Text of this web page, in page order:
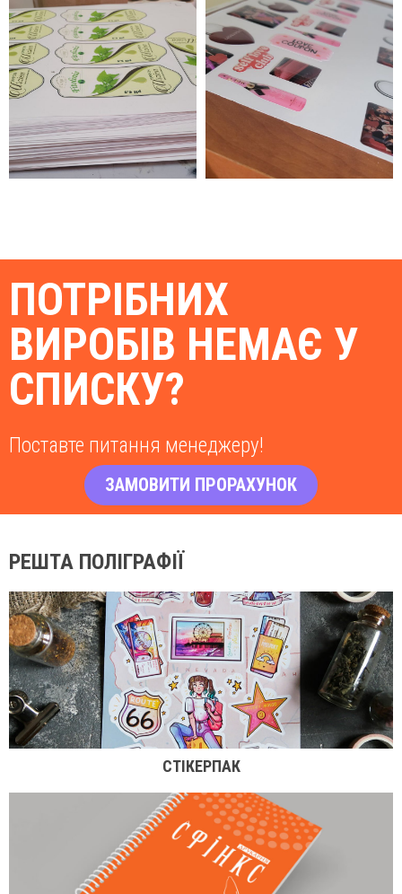
ПОТРІБНИХ
ВИРОБІВ НЕМАЄ У
СПИСКУ?
Поставте питання менеджеру!
ЗАМОВИТИ ПРОРАХУНОК
РЕШТА ПОЛІГРАФІЇ
СТІКЕРПАК